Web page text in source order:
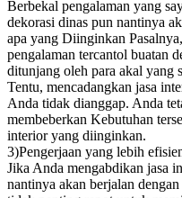
Berbekal pengalaman yang
dekorasi dinas pun nantinya
apa yang Diinginkan
pengalaman tercantol buatan
ditunjang oleh para akal yang
Tentu, mencadangkan jasa
Anda tidak dianggap. Anda
membeberkan Kebutuhan
interior yang diinginkan.
3)Pengerjaan yang lebih
Jika Anda mengabdikan jasa
nantinya akan berjalan